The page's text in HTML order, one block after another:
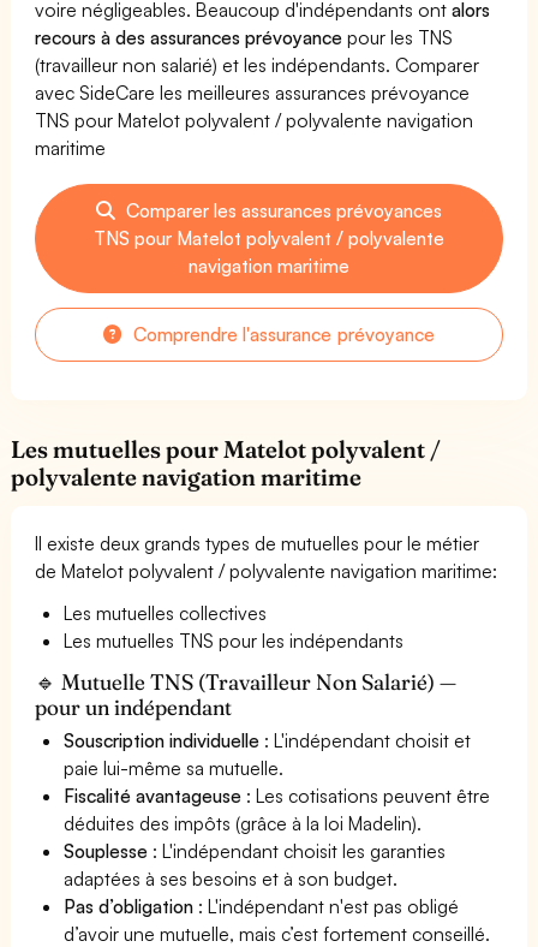
voire négligeables. Beaucoup d'indépendants ontalors
recours à des assurances prévoyance pour les TNS
(travailleur non salarié) et les indépendants. Comparer
avec SideCare les meilleures assurances prévoyance
TNS pour Matelot polyvalent / polyvalente navigation
maritime
Comparer les assurances prévoyances
TNS pour Matelot polyvalent / polyvalente
navigation maritime
Comprendre l'assurance prévoyance
Les mutuelles pour Matelot polyvalent /
polyvalente navigation maritime
Il existe deux grands types de mutuelles pour le métier
de Matelot polyvalent / polyvalente navigation maritime:
Les mutuelles collectives
Les mutuelles TNS pour les indépendants
🔹 Mutuelle TNS (Travailleur Non Salarié) —
pour un indépendant
Souscription individuelle : L'indépendant choisit et
paie lui-même sa mutuelle.
Fiscalité avantageuse : Les cotisations peuvent être
déduites des impôts (grâce à la loi Madelin).
Souplesse : L'indépendant choisit les garanties
adaptées à ses besoins et à son budget.
Pas d’obligation : L'indépendant n'est pas obligé
d’avoir une mutuelle, mais c’est fortement conseillé.